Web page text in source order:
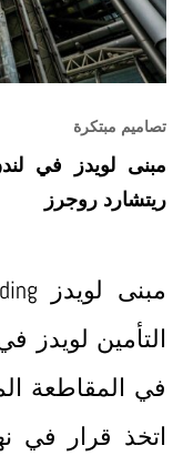
تصاميم مبتكرة
مبنى لويدز في
ريتشارد روجرز
في المقاطعة
اتخذ قرار في